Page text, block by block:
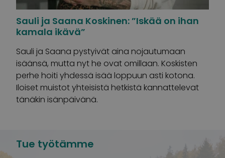
Sauli ja Saana Koskinen: ”Iskää on ihan
kamala ikävä”
Sauli ja Saana pystyivät aina nojautumaan
isäänsä, mutta nyt he ovat omillaan. Koskisten
perhe hoiti yhdessä isää loppuun asti kotona.
Iloiset muistot yhteisistä hetkistä kannattelevat
tänäkin isänpäivänä.
Tue työtämme